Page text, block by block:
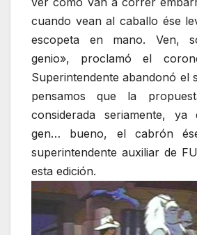
cuando vean al caballo ése
escopeta en mano. Ven,
genio», proclamó el
Superintendente abandonó el
pensamos que la
considerada seriamente,
gen… bueno, el cabrón
superintendente auxiliar de
esta edición.